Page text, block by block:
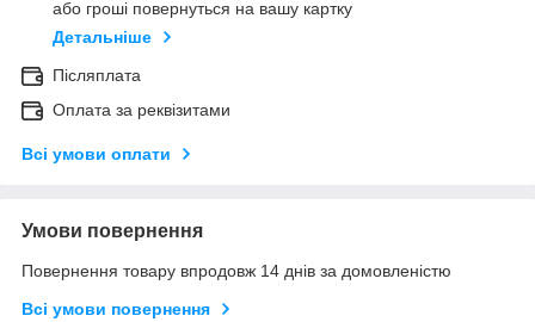
або гроші повернуться на вашу картку
Детальніше
Післяплата
Оплата за реквізитами
Всі умови оплати
Умови повернення
Повернення товару впродовж 14 днів за домовленістю
Всі умови повернення